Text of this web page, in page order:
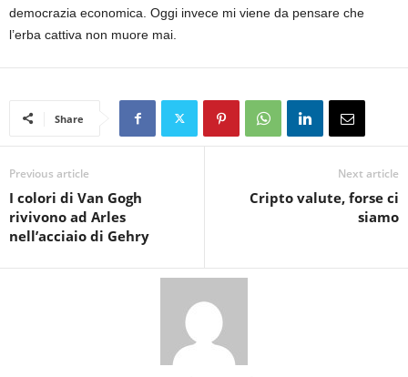
democrazia economica. Oggi invece mi viene da pensare che
l’erba cattiva non muore mai.
Share
Previous article
I colori di Van Gogh
rivivono ad Arles
nell’acciaio di Gehry
Next article
Cripto valute, forse ci
siamo